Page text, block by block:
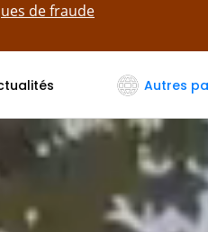
de fraude
Autres